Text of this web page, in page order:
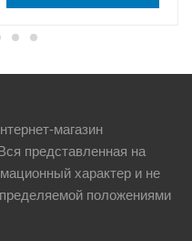
магазин
представленная на
характер и не
положениями